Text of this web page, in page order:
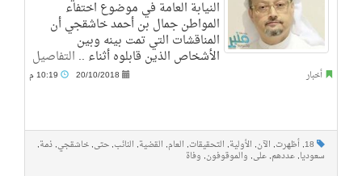
النيابة العامة في موضوع اختفاء
المواطن جمال بن أحمد خاشقجي أن
المناقشات التي تمت بينه وبين
الأشخاص الذين قابلوه أثناء .. التفاصيل
أخبار 20/10/2018
18
, أظهرت, الآن, الأولية, التحقيقات, العام, القضية, النائب, حتى, خاشقجي, ذمة,
سعوديا, عددهم, على, والموقوفون, وفاة